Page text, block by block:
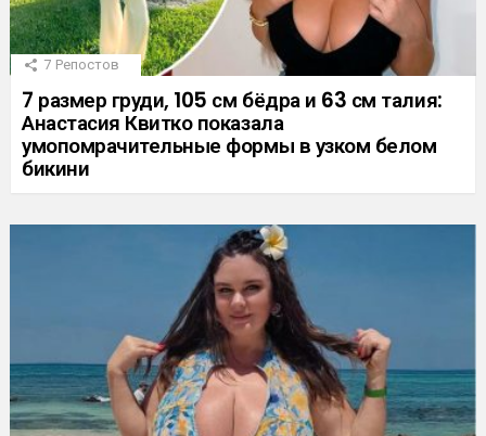
7 Репостов
7 размер груди, 105 см бёдра и 63 см талия:
Анастасия Квитко показала
умопомрачительные формы в узком белом
бикини